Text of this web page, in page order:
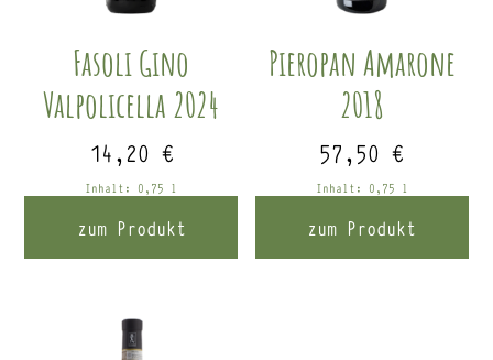
Fasoli Gino
Valpolicella 2024
14,20 €
Inhalt: 0,75 l
zum Produkt
Pieropan Amarone
2018
57,50€
Inhalt: 0,75 l
zum Produkt